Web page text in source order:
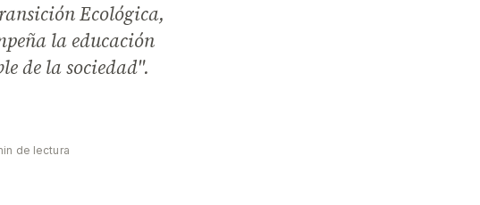
Ecológica,
la educación
de la sociedad".
de lectura